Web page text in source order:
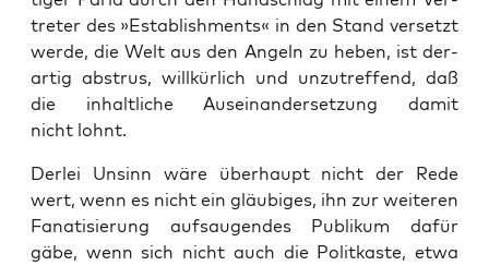
tre­ter des »Estab­lish­ments« in den Stand ver­setzt
wer­de, die Welt aus den Angeln zu heben, ist der­
ar­tig abstrus, will­kür­lich und unzu­tref­fend, daß
die inhalt­li­che Aus­ein­an­der­set­zung damit
nicht lohnt.
Der­lei Unsinn wäre über­haupt nicht der Rede
wert, wenn es nicht ein gläu­bi­ges, ihn zur wei­te­ren
Fana­ti­sie­rung auf­sau­gen­des Publi­kum dafür
gäbe, wenn sich nicht auch die Polit­kas­te, etwa